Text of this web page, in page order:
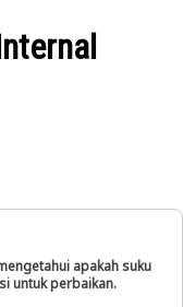
apakah suku
untuk perbaikan.